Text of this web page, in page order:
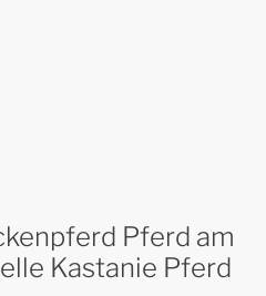
Pferd am
Kastanie Pferd